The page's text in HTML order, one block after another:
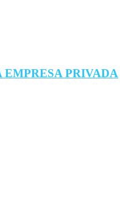
PRIVADA